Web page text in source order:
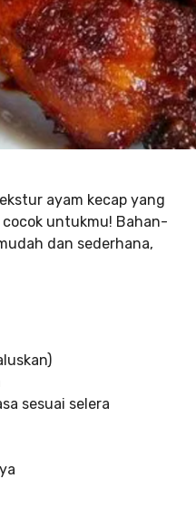
ayam kecap yang
cocok untukmu! Bahan-
dan sederhana,
sesuai selera